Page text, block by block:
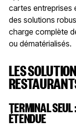
cartes entreprises
des solutions
charge complète
ou dématérialisés.
LES
TERMINAL
ÉTENDUE